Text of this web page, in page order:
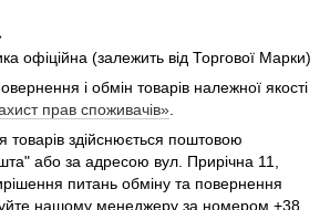
офіційна (залежить від Торгової Марки)
і обмін товарів належної якості
прав споживачів»
товарів здійснюється поштовою
або за адресою вул. Прирічна 11,
питань обміну та повернення
нашому менеджеру за номером +38